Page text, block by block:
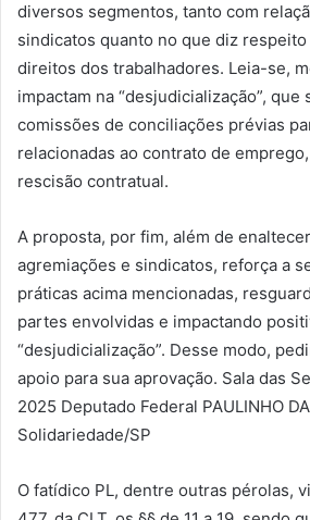
diversos segmentos, tanto com
sindicatos quanto no que diz respeito
direitos dos trabalhadores. Leia-se,
impactam na “desjudicialização”, que
comissões de conciliações prévias
relacionadas ao contrato de
rescisão contratual.
A proposta, por fim, além de
agremiações e sindicatos, reforça a
práticas acima mencionadas,
partes envolvidas e impactando
“desjudicialização”. Desse modo,
apoio para sua aprovação. Sala das
2025 Deputado Federal PAULINHO
Solidariedade/SP
O fatídico PL, dentre outras pérolas,